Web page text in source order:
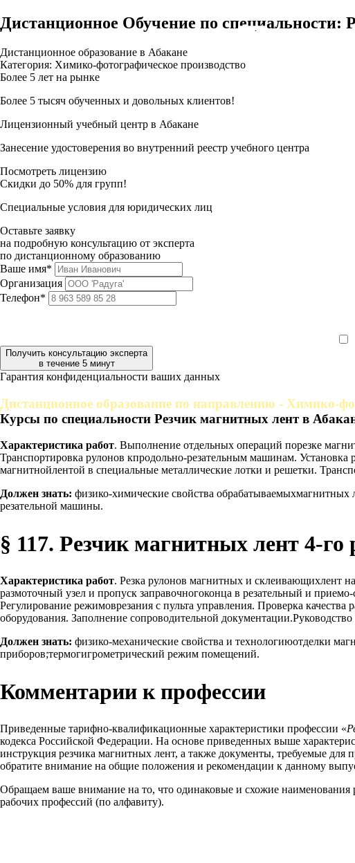
Дистанционное Обучение по специальности:
Дистанционное образование в Абакане
Категория: Химико-фотографическое производство
Более 5 лет на рынке
Более 5 тысяч обученных и довольных клиентов!
Лицензионный учебный центр в Абакане
Занесение удостоверения во внутренний реестр учебного центра
Посмотреть лицензию
Скидки до 50% для групп!
Специальные условия для юридических лиц
Оставьте заявку
на подробную консультацию от эксперта
по дистанционному образованию
Ваше имя*
Организация
Телефон*
Получить консультацию эксперта
в течение 5 минут
Гарантия конфиденциальности ваших данных
Дистанционное образование по направлению - Химико-
Курсы по специальности Резчик магнитных лент в
Характеристика работ. Выполнение отдельных операций порезке
Транспортировка рулонов кпродольно-резательным машинам.
магнитнойлентой в специальные металлические лотки и решетки.
Должен знать: физико-химические свойства
резательной машины.
§ 117. Резчик магнитных лент 4-го
Характеристика работ. Резка рулонов магнитных и склеивающихлент
размоточный узел и пропуск заправочногоконца в резательный и
Регулирование режимоврезания с пульта управления. Проверка
оборудования. Заполнение сопроводительной
Должен знать: физико-механические свойства и технологиюотделки
приборов;термогигрометрический режим помещений.
Комментарии к профессии
Приведенные тарифно-квалификационные характеристики профессии «
кодекса Российской Федерации. На основе приведенных выше
инструкция резчика магнитных лент, а также документы, требуемые
обратите внимание на общие положения и рекомендации к данному
Обращаем ваше внимание на то, что одинаковые и схожие
рабочих профессий (по алфавиту).